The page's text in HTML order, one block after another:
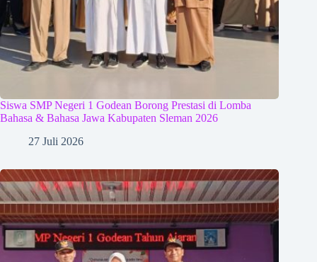
Siswa SMP Negeri 1 Godean Borong Prestasi di Lomba
Bahasa & Bahasa Jawa Kabupaten Sleman 2026
27 Juli 2026